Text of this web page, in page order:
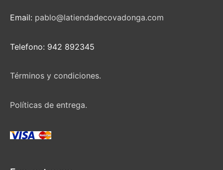
Email: pablo@latiendadecovadonga.com
Telefono: 942 892345
Términos y condiciones.
Políticas de entrega.